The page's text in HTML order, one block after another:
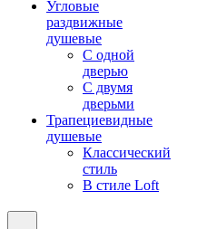
Угловые
раздвижные
душевые
С одной
дверью
С двумя
дверьми
Трапециевидные
душевые
Классический
стиль
В стиле Loft